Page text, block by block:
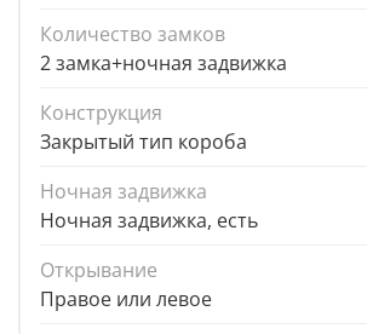
Количество замков
2 замка+ночная задвижка
Конструкция
Закрытый тип короба
Ночная задвижка
Ночная задвижка, есть
Открывание
Правое или левое